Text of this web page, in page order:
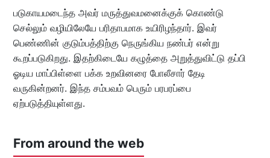
படுகாயமடைந்த அவர் மருத்துவமனைக்குக் கொண்டு
செல்லும் வழியிலேயே பரிதாபமாக உயிரிழந்தார். இவர்
பெண்ணின் குடும்பத்திற்கு நெருங்கிய நண்பர் என்று
கூறப்படுகிறது. இதற்கிடையே கழுத்தை அறுத்துவிட்டு தப்பி
ஓடிய மாப்பிள்ளை பக்க உறவினரை போலீசார் தேடி
வருகின்றனர். இந்த சம்பவம் பெரும் பரபரப்பை
ஏற்படுத்தியுள்ளது.
From around the web